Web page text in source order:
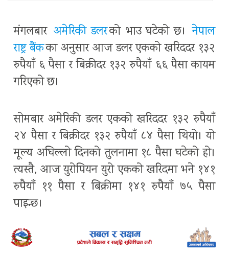
मंगलबार अमेरिकी डलरको भाउ घटेको छ। नेपाल
राष्ट्र बैंकका अनुसार आज डलर एकको खरिददर १३२
रुपैयाँ ६ पैसा र बिक्रीदर १३२ रुपैयाँ ६६ पैसा कायम
गरिएको छ।
सोमबार अमेरिकी डलर एकको खरिददर १३२ रुपैयाँ
२४ पैसा र बिक्रीदर १३२ रुपैयाँ ८४ पैसा थियो। यो
मूल्य अघिल्लो दिनको तुलनामा १८ पैसा घटेको हो।
त्यस्तै, आज युरोपियन युरो एकको खरिदमा भने १४१
रुपैयाँ ११ पैसा र बिक्रीमा १४१ रुपैयाँ ७५ पैसा
पाइन्छ।